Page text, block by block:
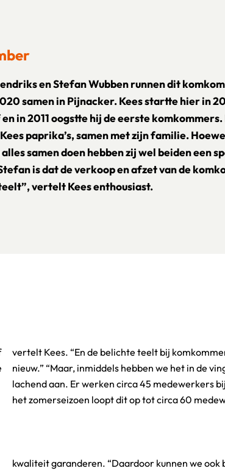
en Stefan Wubben runnen dit
samen in Pijnacker. Kees startte hier in
in 2011 oogstte hij de eerste
paprika’s, samen met zijn familie.
samen doen hebben zij wel beiden een
is dat de verkoop en afzet van de
vertelt Kees enthousiast.
het zomerseizoen loopt dit op tot circa 60
kwaliteit garanderen. “Daardoor kunnen we ook